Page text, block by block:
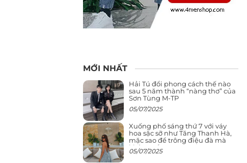
MỚI NHẤT
Hải Tú đổi phong cách thế nào
sau 5 năm thành “nàng thơ” của
Sơn Tùng M-TP
05/07/2025
Xuống phố sáng thứ 7 với váy
hoa sặc sỡ như Tăng Thanh Hà,
mặc sao để trông điệu đà mà
không sến
05/07/2025